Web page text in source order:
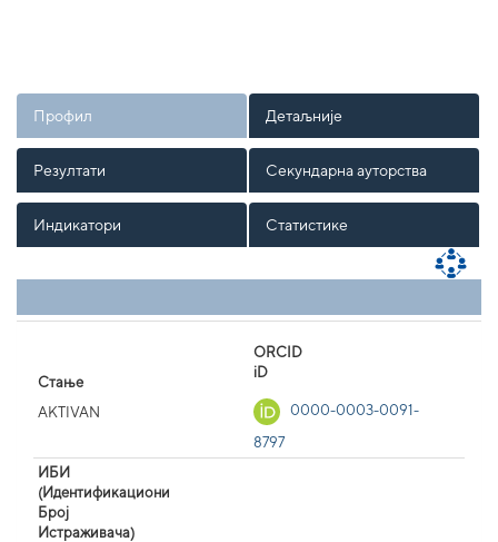
Профил Детаљније
Резултати Секундарна ауторства
Индикатори Статистике
Стање
AKTIVAN
ORCID
iD
0000-0003-0091-
8797
ИБИ
(Идентификациони
Број
Истраживача)